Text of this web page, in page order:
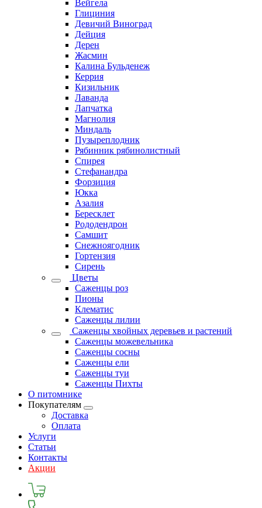
Вейгела
Глициния
Девичий Виноград
Дейция
Дерен
Жасмин
Калина Бульденеж
Керрия
Кизильник
Лаванда
Лапчатка
Магнолия
Миндаль
Пузыреплодник
Рябинник рябинолистный
Спирея
Стефанандра
Форзиция
Юкка
Азалия
Бересклет
Рододендрон
Самшит
Снежноягодник
Гортензия
Сирень
Цветы
Саженцы роз
Пионы
Клематис
Саженцы лилии
Саженцы хвойных деревьев и растений
Саженцы можевельника
Саженцы сосны
Саженцы ели
Саженцы туи
Саженцы Пихты
О питомнике
Покупателям
Доставка
Оплата
Услуги
Статьи
Контакты
Акции